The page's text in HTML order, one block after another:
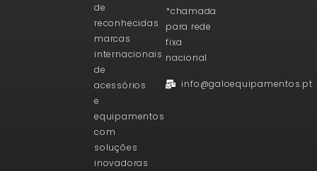
de
reconhecidas
marcas
internacionais
de
acessórios
e
equipamentos
com
soluções
inovadoras
*chamada
para rede
fixa
nacional
info@galoequipamentos.pt